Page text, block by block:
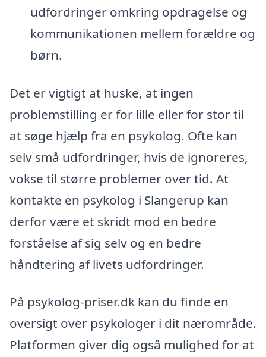
udfordringer omkring opdragelse og
kommunikationen mellem forældre og
børn.
Det er vigtigt at huske, at ingen
problemstilling er for lille eller for stor til
at søge hjælp fra en psykolog. Ofte kan
selv små udfordringer, hvis de ignoreres,
vokse til større problemer over tid. At
kontakte en psykolog i Slangerup kan
derfor være et skridt mod en bedre
forståelse af sig selv og en bedre
håndtering af livets udfordringer.
På psykolog-priser.dk kan du finde en
oversigt over psykologer i dit nærområde.
Platformen giver dig også mulighed for at